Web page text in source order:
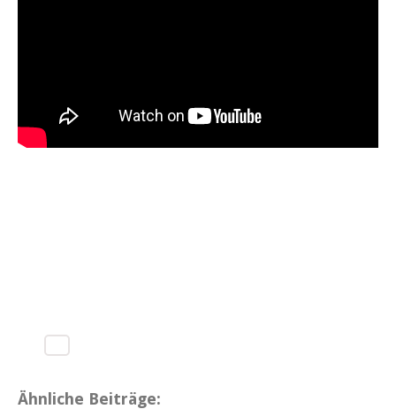
Ähnliche Beiträge: